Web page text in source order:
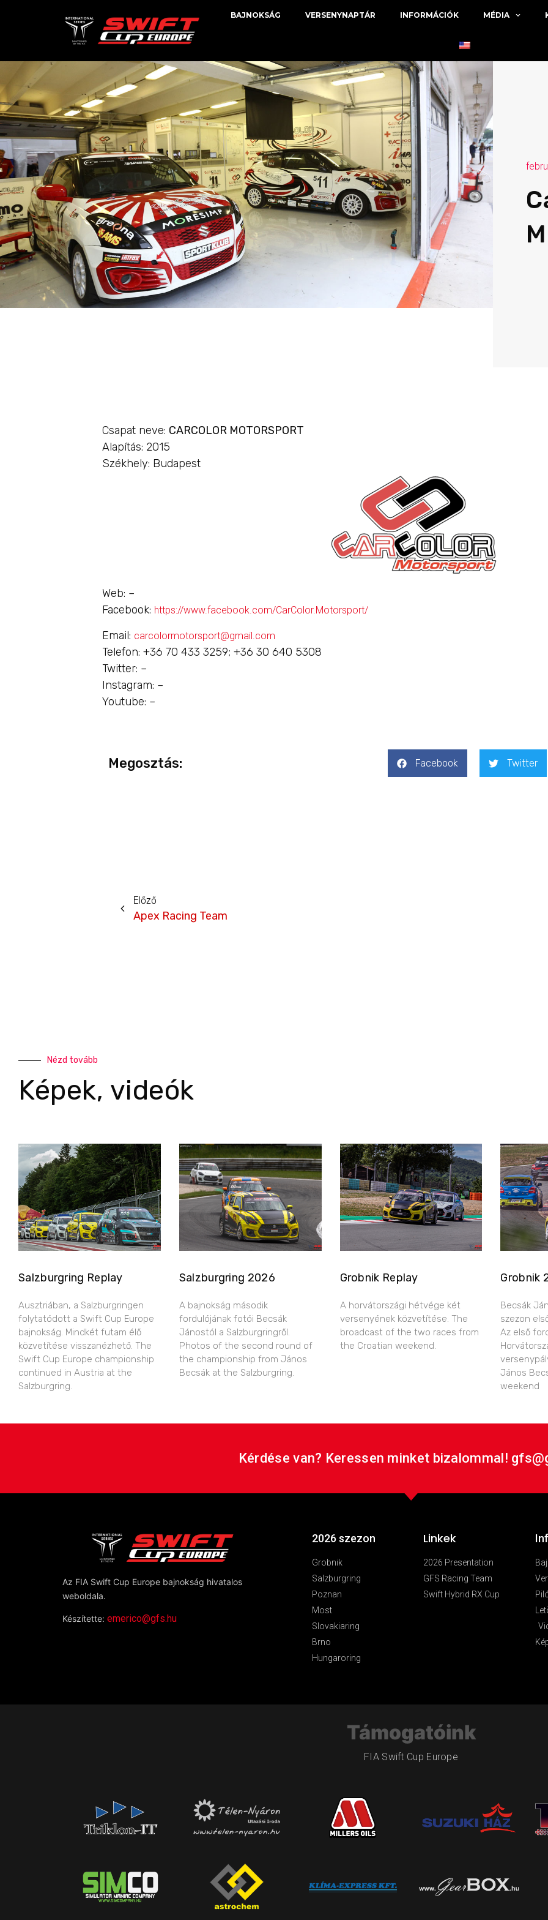
BAJNOKSÁG VERSENYNAPTÁR INFORMÁCIÓK MÉDIA
Csapat neve: CARCOLOR MOTORSPORT
Alapítás: 2015
Székhely: Budapest
Web: –
Facebook: https://www.facebook.com/CarColor.Motorsport/
Email: carcolormotorsport@gmail.com
Telefon: +36 70 433 3259; +36 30 640 5308
Twitter: –
Instagram: –
Youtube: –
Megosztás: Facebook Twitter
Előző
Apex Racing Team
Nézd tovább
Képek, videók
Salzburgring Replay
Ausztriában, a Salzburgringen
folytatódott a Swift Cup Europe
bajnokság. Mindkét futam élő
közvetítése visszanézhető. The
Swift Cup Europe championship
continued in Austria at the
Salzburgring.
Salzburgring 2026
A bajnokság második
fordulójának fotói Becsák
Jánostól a Salzburgringről.
Photos of the second round of
the championship from János
Becsák at the Salzburgring.
Grobnik Replay
A horvátországi hétvége két
versenyének közvetítése. The
broadcast of the two races from
the Croatian weekend.
Grobnik
Becsák
szezon
Az első
János
weekend
Kérdése van? Keressen minket bizalommal!
Az FIA Swift Cup Europe bajnokság hivatalos
weboldala.
Készítette: emerico@gfs.hu
2026 szezon
Grobnik
Salzburgring
Poznan
Most
Slovakiaring
Brno
Hungaroring
Linkek
2026 Presentation
GFS Racing Team
Swift Hybrid RX Cup
Támogatóink
FIA Swift Cup Europe